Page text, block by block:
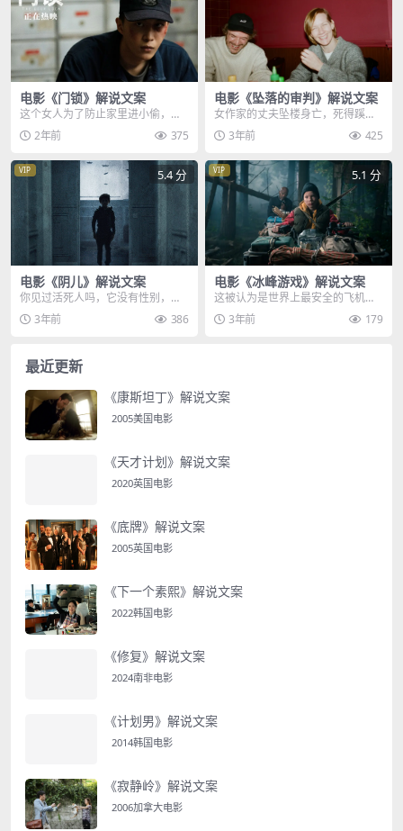
电影《门锁》解说文案
这个女人为了防止家里进小偷，总
是把洗好的男士内裤放在门口，还
要时时刻刻在门口放一...
2年前 375
电影《坠落的审判》解说文案
女作家的丈夫坠楼身亡，死得蹊
跷，作为唯一停留在案发现场的当
事人，这位女作家成了谋...
3年前 425
VIP 5.4 分
电影《阴儿》解说文案
你见过活死人吗，它没有性别，没
有年龄，没有灵魂，但它会变成你
爱的人，迷惑你，一旦...
3年前 386
VIP 5.1 分
电影《冰峰游戏》解说文案
这被认为是世界上最安全的飞机，
美国总统的专属座驾，空军一号，
此时，它正在4架战斗...
3年前 179
最近更新
《康斯坦丁》解说文案
2005美国电影
《天才计划》解说文案
2020英国电影
《底牌》解说文案
2005英国电影
《下一个素熙》解说文案
2022韩国电影
《修复》解说文案
2024南非电影
《计划男》解说文案
2014韩国电影
《寂静岭》解说文案
2006加拿大电影